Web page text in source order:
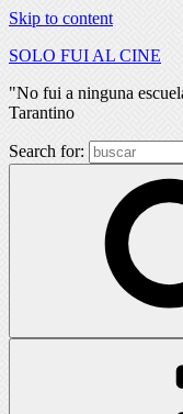
Skip to content
SOLO FUI AL CINE
"No fui a ninguna
Tarantino
Search for: